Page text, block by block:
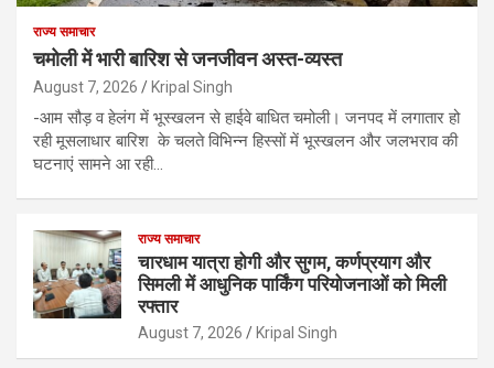
राज्य समाचार
चमोली में भारी बारिश से जनजीवन अस्त-व्यस्त
August 7, 2026 Kripal Singh
-आम सौड़ व हेलंग में भूस्खलन से हाईवे बाधित चमोली। जनपद में लगातार हो
रही मूसलाधार बारिश के चलते विभिन्न हिस्सों में भूस्खलन और जलभराव की
घटनाएं सामने आ रही…
राज्य समाचार
चारधाम यात्रा होगी और सुगम, कर्णप्रयाग और
सिमली में आधुनिक पार्किंग परियोजनाओं को मिली
रफ्तार
August 7, 2026 Kripal Singh